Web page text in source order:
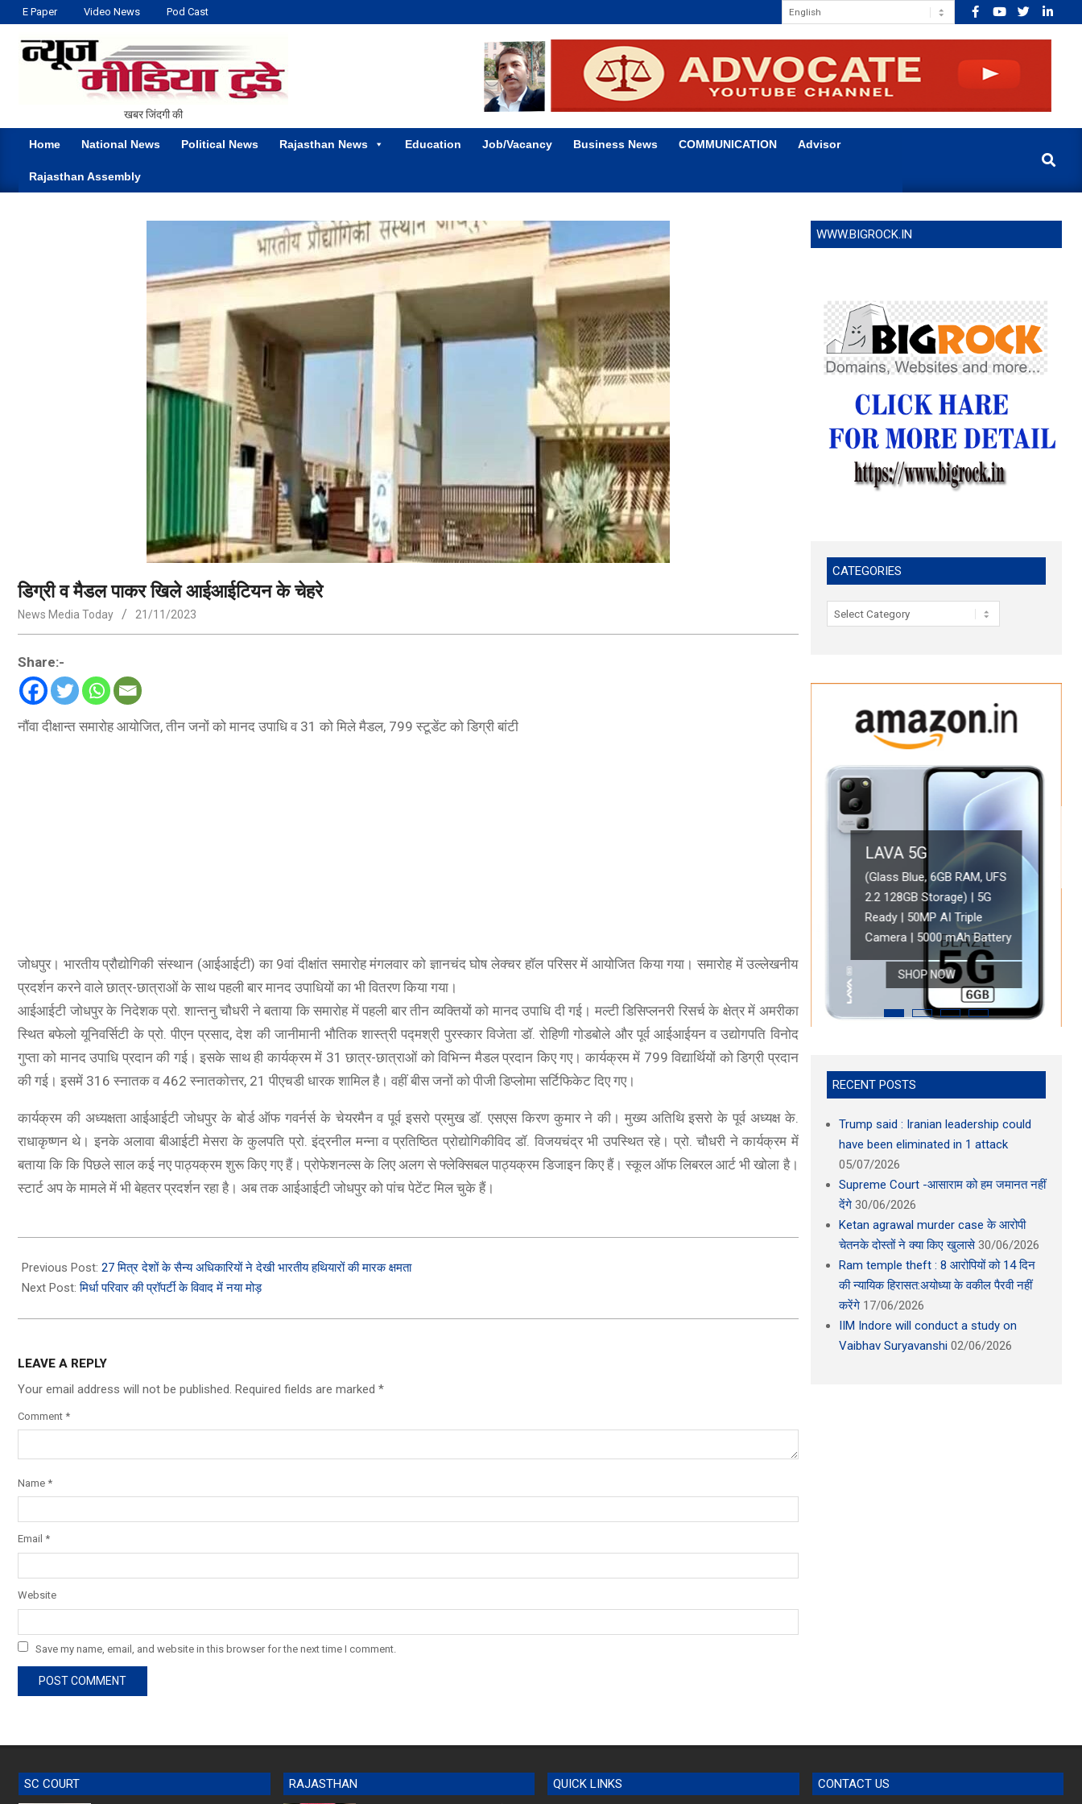
to
content
E Paper Video News Pod Cast
NEWS
MEDIA
TODAY
खबर जिंदगी की
Home National News Political News Rajasthan News Education Job/Vacancy Business News COMMUNICATION Advisor
Rajasthan Assembly
Search
डिग्री व मैडल पाकर खिले आईआईटियन के चेहरे
News Media Today 21/11/2023
Share:-
नौंवा दीक्षान्त समारोह आयोजित, तीन जनों को मानद उपाधि व 31 को मिले मैडल, 799 स्टूडेंट को डिग्री बांटी
जोधपुर। भारतीय प्रौद्योगिकी संस्थान (आईआईटी) का 9वां दीक्षांत समारोह मंगलवार को ज्ञानचंद घोष लेक्चर हॉल परिसर में आयोजित किया गया। समारोह में उल्लेखनीय
प्रदर्शन करने वाले छात्र-छात्राओं के साथ पहली बार मानद उपाधियों का भी वितरण किया गया।
आईआईटी जोधपुर के निदेशक प्रो. शान्तनु चौधरी ने बताया कि समारोह में पहली बार तीन व्यक्तियों को मानद उपाधि दी गई। मल्टी डिसिप्लनरी रिसर्च के क्षेत्र में अमरीका
स्थित बफेलो यूनिवर्सिटी के प्रो. पीएन प्रसाद, देश की जानीमानी भौतिक शास्त्री पद्मश्री पुरस्कार विजेता डॉ. रोहिणी गोडबोले और पूर्व आईआईयन व उद्योगपति विनोद
गुप्ता को मानद उपाधि प्रदान की गई। इसके साथ ही कार्यक्रम में 31 छात्र-छात्राओं को विभिन्न मैडल प्रदान किए गए। कार्यक्रम में 799 विद्यार्थियों को डिग्री प्रदान
की गई। इसमें 316 स्नातक व 462 स्नातकोत्तर, 21 पीएचडी धारक शामिल है। वहीं बीस जनों को पीजी डिप्लोमा सर्टिफिकेट दिए गए।
कार्यक्रम की अध्यक्षता आईआईटी जोधपुर के बोर्ड ऑफ गवर्नर्स के चेयरमैन व पूर्व इसरो प्रमुख डॉ. एसएस किरण कुमार ने की। मुख्य अतिथि इसरो के पूर्व अध्यक्ष के.
राधाकृष्णन थे। इनके अलावा बीआईटी मेसरा के कुलपति प्रो. इंद्रनील मन्ना व प्रतिष्ठित प्रोद्योगिकीविद डॉ. विजयचंद्र भी उपस्थित रहे। प्रो. चौधरी ने कार्यक्रम में
बताया कि कि पिछले साल कई नए पाठ्यक्रम शुरू किए गए हैं। प्रोफेशनल्स के लिए अलग से फ्लेक्सिबल पाठ्यक्रम डिजाइन किए हैं। स्कूल ऑफ लिबरल आर्ट भी खोला है।
स्टार्ट अप के मामले में भी बेहतर प्रदर्शन रहा है। अब तक आईआईटी जोधपुर को पांच पेटेंट मिल चुके हैं।
11-
21
Previous Post: 27 मित्र देशों के सैन्य अधिकारियों ने देखी भारतीय हथियारों की मारक क्षमता
Next Post:मिर्धा परिवार की प्रॉपर्टी के विवाद में नया मोड़
LEAVE A REPLY
Your email address will not be published. Required fields are marked *
Comment *
Name *
Email *
Website
Save my name, email, and website in this browser for the next time I comment.
WWW.BIGROCK.IN
CATEGORIES
Categories
SHOP NOW
LAVA 5G
(Glass Blue, 6GB RAM, UFS
2.2 128GB Storage) | 5G
Ready | 50MP AI Triple
Camera | 5000 mAh Battery
SHOP NOW
OnePlus Nord CE 2 Lite 5G (Blue Tide, 6GB RAM, 128GB Storage)
OPPO A78 5G
Oppo A78 5G
Battery with 33W
Refresh Rate | with
RECENT POSTS
Trump said : Iranian leadership could
have been eliminated in 1 attack
05/07/2026
Supreme Court -आसाराम को हम जमानत नहीं
देंगे 30/06/2026
Ketan agrawal murder case के आरोपी
चेतनके दोस्तों ने क्या किए खुलासे 30/06/2026
Ram temple theft : 8 आरोपियों को 14 दिन
की न्यायिक हिरासत:अयोध्या के वकील पैरवी नहीं
करेंगे 17/06/2026
IIM Indore will conduct a study on
Vaibhav Suryavanshi 02/06/2026
SC COURT RAJASTHAN QUICK LINKS CONTACT US